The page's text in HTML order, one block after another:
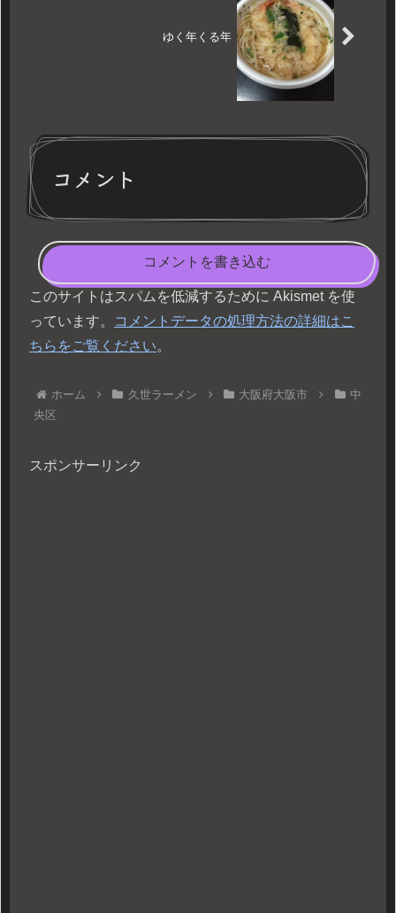
ゆく年くる年
コメント
コメントを書き込む
このサイトはスパムを低減するために Akismet を使
っています。
コメントデータの処理方法の詳細はこ
ちらをご覧ください。
ホーム 久世ラーメン 大阪府大阪市
中
央区
スポンサーリンク